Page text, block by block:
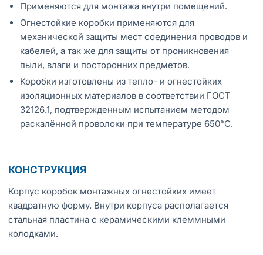
Применяются для монтажа внутри помещений.
Огнестойкие коробки применяются для
механической защиты мест соединения проводов и
кабелей, а так же для защиты от проникновения
пыли, влаги и посторонних предметов.
Коробки изготовлены из тепло- и огнестойких
изоляционных материалов в соответствии ГОСТ
32126.1, подтвержденным испытанием методом
раскалённой проволоки при температуре 650°С.
КОНСТРУКЦИЯ
Корпус коробок монтажных огнестойких имеет
квадратную форму. Внутри корпуса располагается
стальная пластина с керамическими клеммными
колодками.